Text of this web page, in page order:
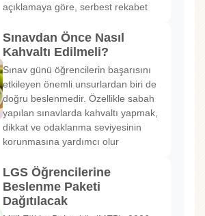
açıklamaya göre, serbest rekabet
Sınavdan Önce Nasıl
Kahvaltı Edilmeli?
Sınav günü öğrencilerin başarısını
etkileyen önemli unsurlardan biri de
doğru beslenmedir. Özellikle sabah
yapılan sınavlarda kahvaltı yapmak,
dikkat ve odaklanma seviyesinin
korunmasına yardımcı olur
LGS Öğrencilerine
Beslenme Paketi
Dağıtılacak